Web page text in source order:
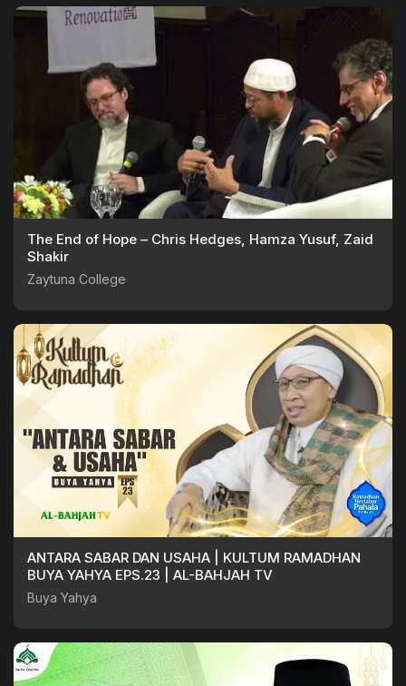
The End of Hope – Chris Hedges, Hamza Yusuf, Zaid
Shakir
Zaytuna College
ANTARA SABAR DAN USAHA | KULTUM RAMADHAN
BUYA YAHYA EPS.23 | AL-BAHJAH TV
Buya Yahya